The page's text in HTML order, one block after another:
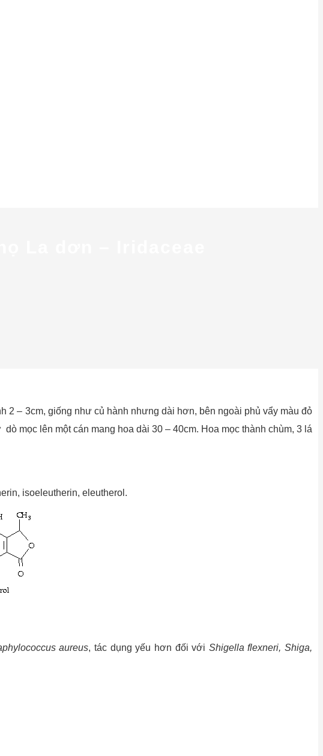
3cm, giống như củ hành nhưng dài hơn, bên ngoài phủ vẩy màu đỏ
mọc lên một cán mang hoa dài 30 – 40cm. Hoa mọc thành chùm, 3 lá
isoeleutherin, eleutherol.
aureus, tác dụng yếu hơn đối với Shigella flexneri, Shiga,